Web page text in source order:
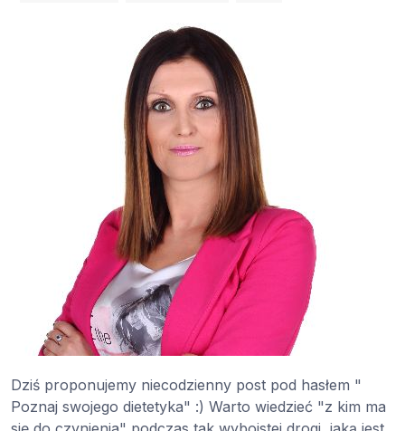
Dziś proponujemy niecodzienny post pod hasłem "
Poznaj swojego dietetyka" :) Warto wiedzieć "z kim ma